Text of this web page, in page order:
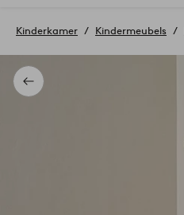
to
home
page
Terug
Kinderkamer Kindermeubels